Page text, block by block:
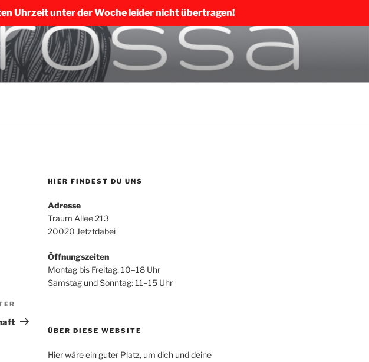
Uhrzeit unter der Woche leider nicht übertragen!
Beitrag
HIER FINDEST DU UNS
Adresse
Traum Allee 213
20020 Jetztdabei
Öffnungszeiten
Montag bis Freitag: 10–18 Uhr
Samstag und Sonntag: 11–15 Uhr
ÜBER DIESE WEBSITE
Hier wäre ein guter Platz, um dich und deine